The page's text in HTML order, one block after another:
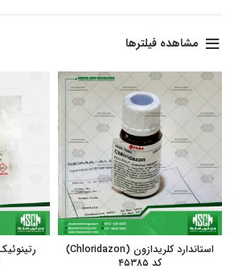
مشاهده فیلترها
استاندارد کلریدازون (Chloridazon)
کد ۴۵۳۸۵